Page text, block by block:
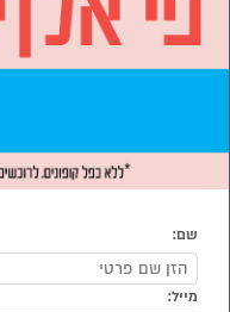
שם:
מייל: